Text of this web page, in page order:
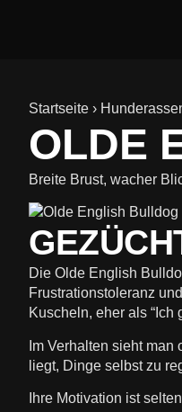
Startseite ›
OLDE
Breite Brust, wacher
Die Olde English
Frustrationstoleranz
Kuscheln, eher als “Ich
Im Verhalten sieht
liegt, Dinge selbst zu
Ihre Motivation ist